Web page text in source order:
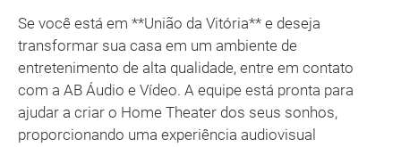
Se você está em **União da Vitória** e deseja
transformar sua casa em um ambiente de
entretenimento de alta qualidade, entre em contato
com a AB Áudio e Vídeo. A equipe está pronta para
ajudar a criar o Home Theater dos seus sonhos,
proporcionando uma experiência audiovisual